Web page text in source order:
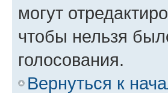
могут
чтобы нельзя
голосования.
Вернуться к